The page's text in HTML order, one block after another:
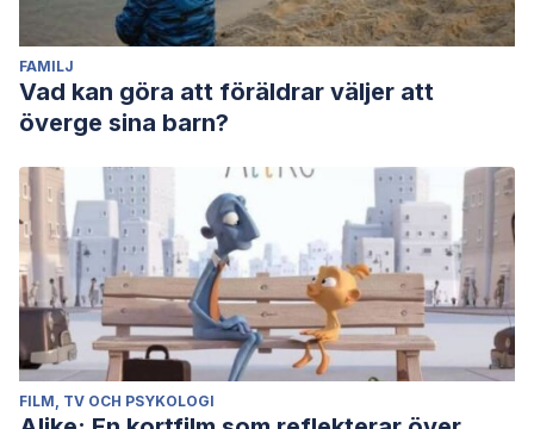
FAMILJ
Vad kan göra att föräldrar väljer att
överge sina barn?
FILM, TV OCH PSYKOLOGI